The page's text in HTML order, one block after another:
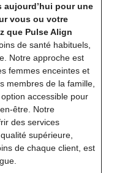
aujourd’hui pour une
vous ou votre
que Pulse Align
de santé habituels,
Notre approche est
femmes enceintes et
membres de la famille,
accessible pour
être. Notre
des services
supérieure,
de chaque client, est